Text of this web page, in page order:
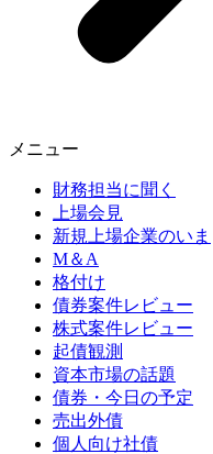
メニュー
財務担当に聞く
上場会見
新規上場企業のいま
M＆A
格付け
債券案件レビュー
株式案件レビュー
起債観測
資本市場の話題
債券・今日の予定
売出外債
個人向け社債